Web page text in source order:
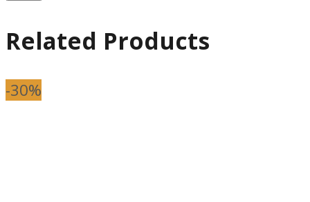
Related Products
-30%